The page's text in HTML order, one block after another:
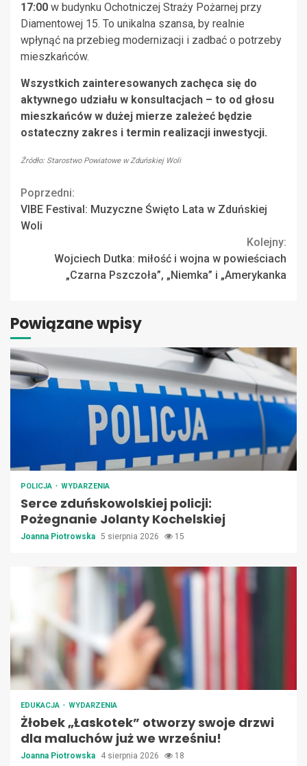
17:00 w budynku Ochotniczej Straży Pożarnej przy
Diamentowej 15. To unikalna szansa, by realnie
wpłynąć na przebieg modernizacji i zadbać o potrzeby
mieszkańców.
Wszystkich zainteresowanych zachęca się do
aktywnego udziału w konsultacjach – to od głosu
mieszkańców w dużej mierze zależeć będzie
ostateczny zakres i termin realizacji inwestycji.
Źródło: Starostwo Powiatowe w Zduńskiej Woli
Continue
Reading
Poprzedni:
VIBE Festival: Muzyczne Święto Lata w Zduńskiej
Woli
Kolejny:
Wojciech Dutka: miłość i wojna w powieściach
„Czarna Pszczoła”, „Niemka” i „Amerykanka
Powiązane wpisy
POLICJA WYDARZENIA
Serce zduńskowolskiej policji:
Pożegnanie Jolanty Kochelskiej
Joanna Piotrowska 5 sierpnia 2026 15
EDUKACJA WYDARZENIA
Żłobek „Łaskotek” otworzy swoje drzwi
dla maluchów już we wrześniu!
Joanna Piotrowska 4 sierpnia 2026 18